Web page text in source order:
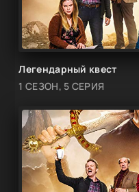
Легендарный квест
1 СЕЗОН, 5 СЕРИЯ